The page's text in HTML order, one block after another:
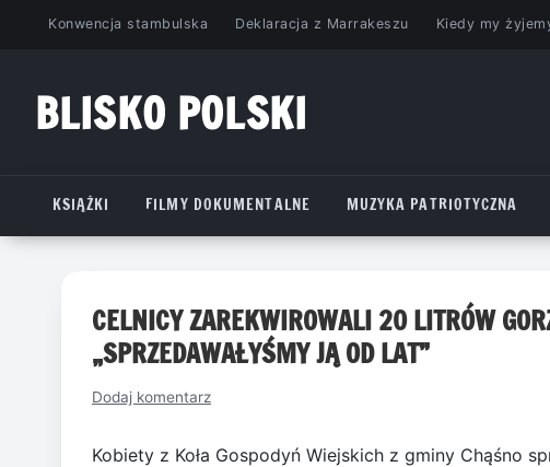
PrzejdźKonwencja stambulska Deklaracja z Marrakeszu Kiedy my
BLISKO POLSKI
KSIĄŻKI
FILMY DOKUMENTALNE MUZYKA PATRIOTYCZNA
CELNICY ZAREKWIROWALI 20 LITRÓW
„SPRZEDAWAŁYŚMY JĄ OD LAT”
Dodaj komentarz
Kobiety z Koła Gospodyń Wiejskich z gminy Chąśno